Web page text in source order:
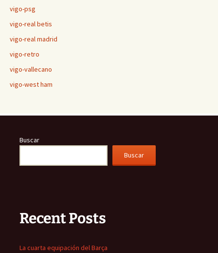
vigo-psg
vigo-real betis
vigo-real madrid
vigo-retro
vigo-vallecano
vigo-west ham
Buscar
Buscar
Recent Posts
La cuarta equipación del Barça